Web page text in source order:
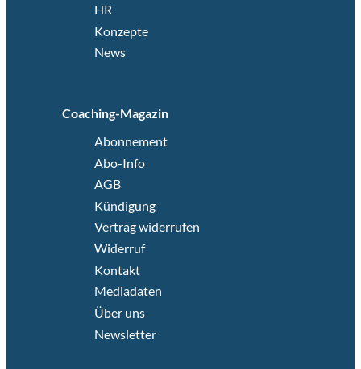
HR
Konzepte
News
Coaching-Magazin
Abonnement
Abo-Info
AGB
Kündigung
Vertrag widerrufen
Widerruf
Kontakt
Mediadaten
Über uns
Newsletter